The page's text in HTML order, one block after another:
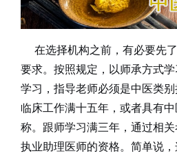
在选择机构之前，有必要先
要求。按照规定，以师承方式
学习，指导老师必须是中医类
临床工作满十五年，或者具有
称。跟师学习满三年，通过相
执业助理医师的资格。简单说